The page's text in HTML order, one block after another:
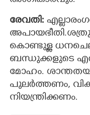
രേവതി:
കൊണ്ടുള്ള
ബന്ധുക്കളുടെ
മോഹം.
പുലര്‍ത്തണം,
നിയന്ത്രിക്കണം.